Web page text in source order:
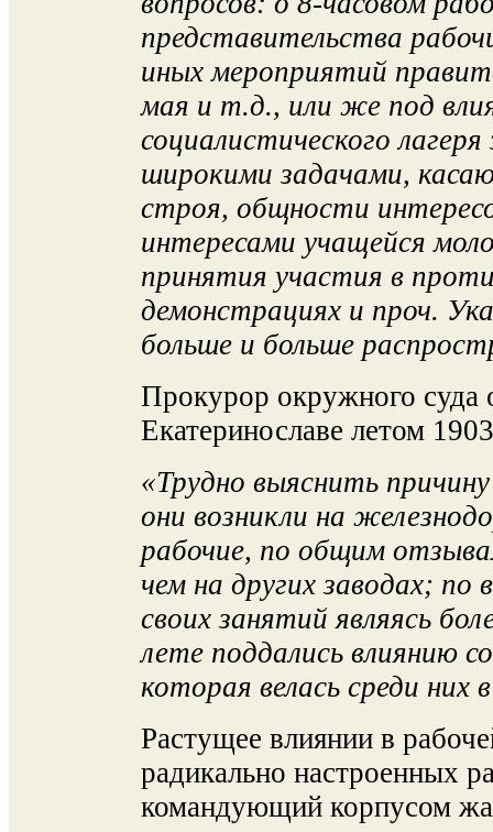
представительства
иных мероприятий
мая и т.д., или же под
социалистического
широкими задачами,
строя, общности
интересами учащейся
принятия участия в
демонстрациях и проч.
больше и больше
Прокурор окружного суда
Екатеринославе летом
«Трудно выяснить
они возникли на
рабочие, по общим
чем на других заводах; по
своих занятий являясь
лете поддались влиянию
которая велась среди них
Растущее влиянии в
радикально настроенных
командующий корпусом